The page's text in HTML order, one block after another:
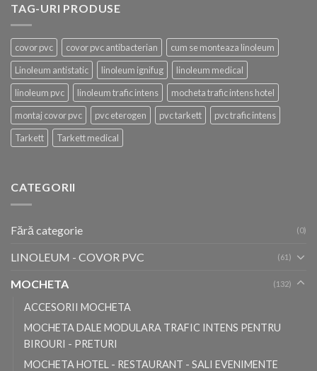
TAG-URI PRODUSE
covor pvc covor pvc antibacterian
cum se monteaza linoleum
Linoleum antistatic
linoleum ignifug
linoleum medical
linoleum pvc
linoleum trafic intens
mocheta trafic intens hotel
montaj covor pvc
pvc eterogen pvc tarkett
pvc trafic intens
Tarkett
Tarkett medical
CATEGORII
Fără categorie (0)
LINOLEUM - COVOR PVC (61)
MOCHETA (132)
ACCESORII MOCHETA
MOCHETA DALE MODULARA TRAFIC INTENS PENTRU
BIROURI - PRETURI
MOCHETA HOTEL - RESTAURANT - SALI EVENIMENTE